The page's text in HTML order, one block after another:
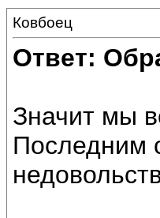
Ковбоец
Ответ:
Значит мы
Последним